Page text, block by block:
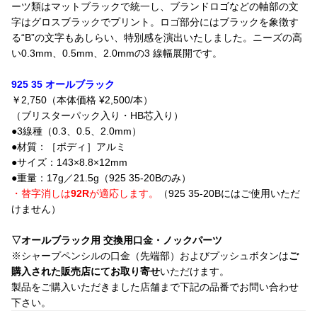
ーツ類はマットブラックで統一し、ブランドロゴなどの軸部の文
字はグロスブラックでプリント。ロゴ部分にはブラックを象徴す
る“B”の文字もあしらい、特別感を演出いたしました。ニーズの高
い0.3mm、0.5mm、2.0mmの3 線幅展開です。
925 35 オールブラック
￥2,750（本体価格 ¥2,500/本）
（ブリスターパック入り・HB芯入り）
●3線種（0.3、0.5、2.0mm）
●材質：［ボディ］アルミ
●サイズ：143×8.8×12mm
●重量：17g／21.5g（925 35-20Bのみ）
・替字消しは92Rが適応します。
（925 35-20Bにはご使用いただ
けません）
▽オールブラック用 交換用口金・ノックパーツ
※シャープペンシルの口金（先端部）およびプッシュボタンはご
購入された販売店にてお取り寄せいただけます。
製品をご購入いただきました店舗まで下記の品番でお問い合わせ
下さい。